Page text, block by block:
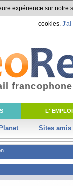
expérience sur
cookies. J'ai
L' EMPLOI
Planet Sites amis